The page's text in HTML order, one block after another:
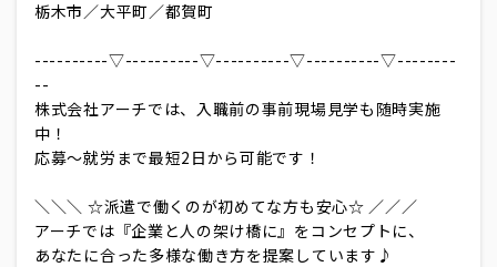
栃木市／大平町／都賀町
----------▽----------▽----------▽----------▽--------
--
株式会社アーチでは、入職前の事前現場見学も随時実施
中！
応募～就労まで最短2日から可能です！
＼＼＼ ☆派遣で働くのが初めてな方も安心☆ ／／／
アーチでは『企業と人の架け橋に』をコンセプトに、
あなたに合った多様な働き方を提案しています♪